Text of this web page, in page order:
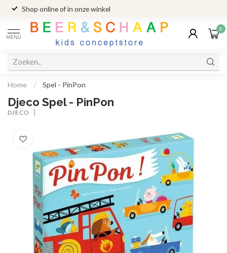
Shop online of in onze winkel
MENU
0
Home / Spel - PinPon
Djeco Spel - PinPon
DJECO